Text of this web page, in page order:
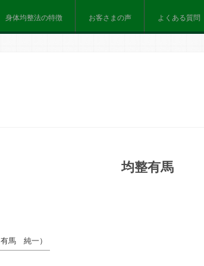
身体均整法の特徴 お客さまの声 よくある質問
均整有馬
有馬 純一 ）